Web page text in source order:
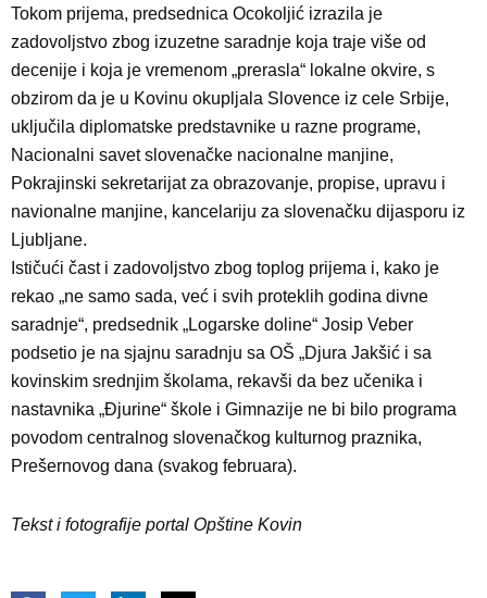
Tokom prijema, predsednica Ocokoljić izrazila je
zadovoljstvo zbog izuzetne saradnje koja traje više od
decenije i koja je vremenom „prerasla“ lokalne okvire, s
obzirom da je u Kovinu okupljala Slovence iz cele Srbije,
uključila diplomatske predstavnike u razne programe,
Nacionalni savet slovenačke nacionalne manjine,
Pokrajinski sekretarijat za obrazovanje, propise, upravu i
navionalne manjine, kancelariju za slovenačku dijasporu iz
Ljubljane.
Ističući čast i zadovoljstvo zbog toplog prijema i, kako je
rekao „ne samo sada, već i svih proteklih godina divne
saradnje“, predsednik „Logarske doline“ Josip Veber
podsetio je na sjajnu saradnju sa OŠ „Djura Jakšić i sa
kovinskim srednjim školama, rekavši da bez učenika i
nastavnika „Đjurine“ škole i Gimnazije ne bi bilo programa
povodom centralnog slovenačkog kulturnog praznika,
Prešernovog dana (svakog februara).
Tekst i fotografije portal Opštine Kovin